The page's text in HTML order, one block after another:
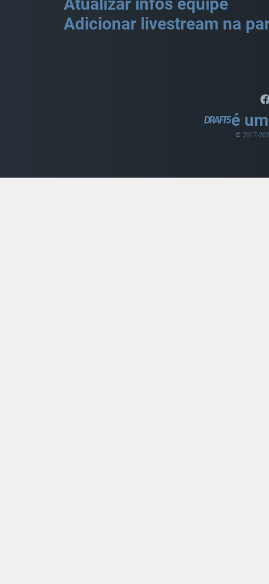
Adicionar livestream na
é
© 2017-